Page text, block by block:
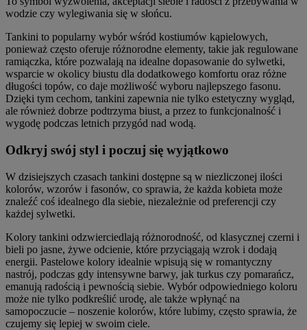
wodzie czy wylegiwania się w słońcu.
Tankini to popularny wybór wśród kostiumów kąpielowych,
ponieważ często oferuje różnorodne elementy, takie jak regulowane
ramiączka, które pozwalają na idealne dopasowanie do sylwetki,
wsparcie w okolicy biustu dla dodatkowego komfortu oraz różne
długości topów, co daje możliwość wyboru najlepszego fasonu.
Dzięki tym cechom, tankini zapewnia nie tylko estetyczny wygląd,
ale również dobrze podtrzyma biust, a przez to funkcjonalność i
wygodę podczas letnich przygód nad wodą.
Odkryj swój styl i poczuj się wyjątkowo
W dzisiejszych czasach tankini dostępne są w niezliczonej ilości
kolorów, wzorów i fasonów, co sprawia, że każda kobieta może
znaleźć coś idealnego dla siebie, niezależnie od preferencji czy
każdej sylwetki.
Kolory tankini odzwierciedlają różnorodność, od klasycznej czerni i
bieli po jasne, żywe odcienie, które przyciągają wzrok i dodają
energii. Pastelowe kolory idealnie wpisują się w romantyczny
nastrój, podczas gdy intensywne barwy, jak turkus czy pomarańcz,
emanują radością i pewnością siebie. Wybór odpowiedniego koloru
może nie tylko podkreślić urodę, ale także wpłynąć na
samopoczucie – noszenie kolorów, które lubimy, często sprawia, że
czujemy się lepiej w swoim ciele.